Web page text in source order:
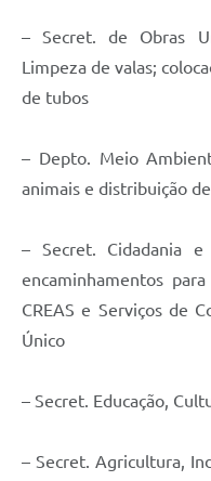
SIC
Diário Oficial
– Secret. de Obras
Limpeza de valas;
de tubos
– Depto. Meio Ambien
animais e distribuição
– Secret. Cidadania
encaminhamentos
CREAS e Serviços de
Único
– Secret. Educação,
– Secret. Agricultura,